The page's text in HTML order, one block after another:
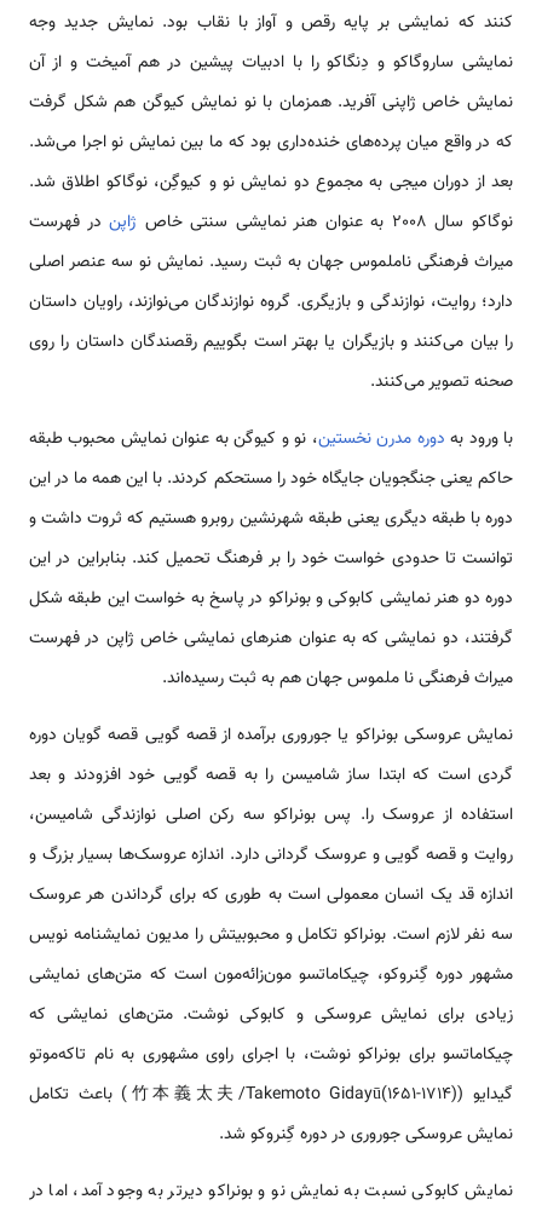
کنند که نمایشی بر پایه رقص و آواز با نقاب بود. نمایش جدید وجه
نمایشی ساروگاکو و دِنگاکو را با ادبیات پیشین در هم آمیخت و از آن
نمایش خاص ژاپنی آفرید. همزمان با نو نمایش کیوگن هم شکل گرفت
که در واقع میان پرده‌های خنده‌داری بود که ما بین نمایش نو اجرا می‌شد.
بعد از دوران میجی به مجموع دو نمایش نو و کیوگِن، نوگاکو اطلاق شد.
نوگاکو سال 2008 به عنوان هنر نمایشی سنتی خاص
ژاپندر فهرست
میراث فرهنگی ناملموس جهان به ثبت رسید. نمایش نو سه عنصر اصلی
دارد؛ روایت، نوازندگی و بازیگری. گروه نوازندگان مینوازند، راویان داستان
را بیان می‌کنند و بازیگران یا بهتر است بگوییم رقصندگان داستان را روی
صحنه تصویر می‌کنند.
با ورود به دوره مدرن نخستین، نو و کیوگن به عنوان نمایش محبوب طبقه
حاکم یعنی جنگجویان جایگاه خود را مستحکم کردند. با این همه ما در این
دوره با طبقه دیگری یعنی طبقه شهرنشین روبرو هستیم که ثروت داشت و
توانست تا حدودی خواست خود را بر فرهنگ تحمیل کند. بنابراین در این
دوره دو هنر نمایشی کابوکی و بونراکو در پاسخ به خواست این طبقه شکل
گرفتند، دو نمایشی که به عنوان هنرهای نمایشی خاص ژاپن در فهرست
میراث فرهنگی نا ملموس جهان هم به ثبت رسیده‌اند.
نمایش عروسکی بونراکو یا جوروری برآمده از قصه گویی قصه گویان دوره
گردی است که ابتدا ساز شامیسن را به قصه گویی خود افزودند و بعد
استفاده از عروسک را. پس بونراکو سه رکن اصلی نوازندگی شامیسن،
روایت و قصه گویی و عروسک گردانی دارد. اندازه عروسک‌ها بسیار بزرگ و
اندازه قد یک انسان معمولی است به طوری که برای گرداندن هر عروسک
سه نفر لازم است. بونراکو تکامل و محبوبیتش را مدیون نمایشنامه نویس
مشهور دوره گِنروکو، چیکاماتسو مون‌زائه‌مون است که متن‌های نمایشی
زیادی برای نمایش عروسکی و کابوکی نوشت. متن‌های نمایشی که
چیکاماتسو برای بونراکو نوشت، با اجرای راوی مشهوری به نام تاکه‌موتو
گیدایو (竹本義太夫/Takemoto Gidayū(1651-1714)) باعث تکامل
نمایش عروسکی جوروری در دوره گِنروکو شد.
نمایش کابوکی نسبت به نمایش نو و بونراکو دیرتر به وجود آمد، اما در